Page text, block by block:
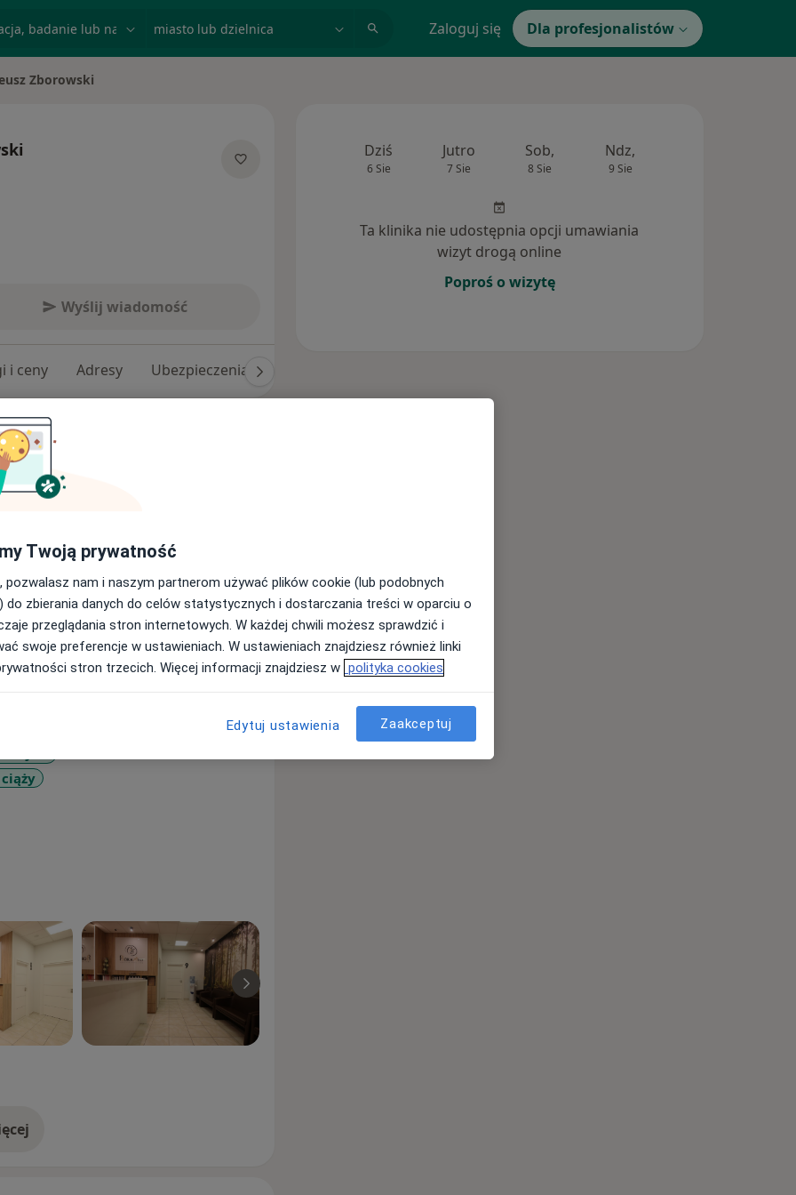
Zaloguj się Dla profesjonalistów
Zborowski
Wyślij wiadomość
i ceny Adresy Ubezpieczenia
o wpisanie informacji o zakresie
+ USG ciąży.
w Warszawie oraz Universidade
w Lipsku - obecnie
1 w Lublinie
Szpitalu Powiatowym w Puławach.
Onkologicznej w
Spraw Wewnętrznych w Warszawie
Międzyleskim Szpitalu
przez XVI Krajową
"Aktualne problemy
przeprowadzonego przez Forum
postępowania w położnictwie
doskonalącym USG -"Konferencja
PTGiP w Warszawie
Towarzystwa Ginekologii i
Dziś
6 Sie
Jutro
7 Sie
Sob,
8 Sie
Ndz,
9 Sie
Ta klinika nie udostępnia opcji umawiania
wizyt drogą online
Poproś o wizytę
Twoją prywatność
pozwalasz nam i naszym partnerom używać plików cookie (lub podobnych
do zbierania danych do celów statystycznych i dostarczania treści w oparciu o
przeglądania stron internetowych. W każdej chwili możesz sprawdzić i
swoje preferencje w ustawieniach. W ustawieniach znajdziesz również linki
stron trzecich. Więcej informacji znajdziesz w polityka cookies
Edytuj ustawienia Zaakceptuj